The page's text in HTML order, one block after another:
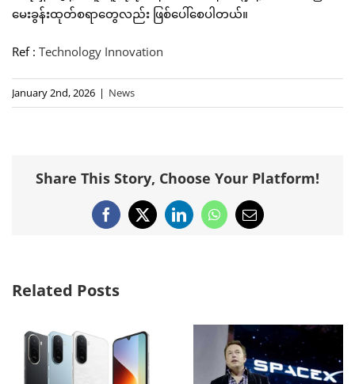
မေးခွန်းထုတ်စရာတွေလည်း ဖြစ်ပေါ်စေပါတယ်။
Ref : Technology Innovation
January 2nd, 2026 | News
Share This Story, Choose Your Platform!
Facebook
X LinkedInWhatsApp
Email
Related Posts